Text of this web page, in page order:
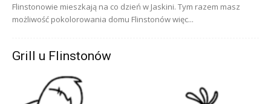
Flinstonowie mieszkają na co dzień w Jaskini. Tym razem masz
możliwość pokolorowania domu Flinstonów więc...
Grill u Flinstonów